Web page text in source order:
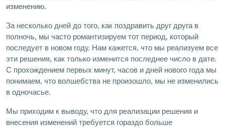
изменению.
За несколько дней до того, как поздравить друг друга в
полночь, мы часто романтизируем тот период, который
последует в новом году. Нам кажется, что мы реализуем все
эти решения, как только изменится последнее число в дате.
С прохождением первых минут, часов и дней нового года мы
понимаем, что волшебства не произошло, мы не изменились
в одночасье.
Мы приходим к выводу, что для реализации решения и
внесения изменений требуется гораздо больше